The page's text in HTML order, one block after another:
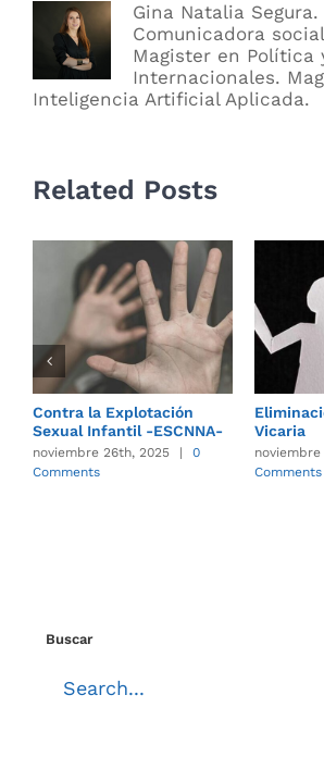
Gina Natalia Segura.
Comunicadora
Magister en Política
Internacionales.
Inteligencia Artificial Aplicada.
Related Posts
Contra la Explotación
Sexual Infantil -ESCNNA-
noviembre 26th, 2025 |
0
Comments
Vicaria
Comments
Buscar
for: